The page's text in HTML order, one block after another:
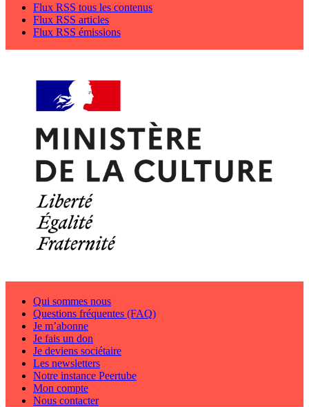
Flux RSS tous les contenus
Flux RSS articles
Flux RSS émissions
Qui sommes nous
Questions fréquentes (FAQ)
Je m’abonne
Je fais un don
Je deviens sociétaire
Les newsletters
Notre instance Peertube
Mon compte
Nous contacter